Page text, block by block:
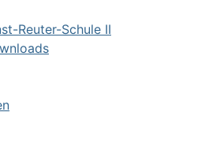
Reuter-Schule II